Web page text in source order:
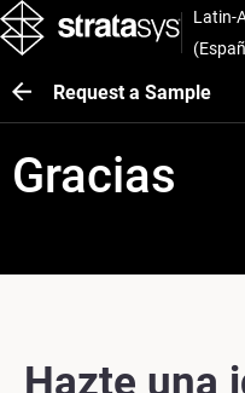
Latin-
Request a Sample
Gracias
Hazte una